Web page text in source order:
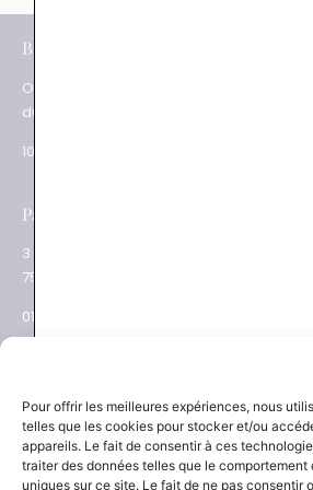
Pour offrir les meilleures expériences, nous
telles que les cookies pour stocker et/ou
appareils. Le fait de consentir à ces
traiter des données telles que le comportement
uniques sur ce site. Le fait de ne pas consentir
BOUTIQUES
Ouverture
du mardi au samedi
10.30 – 19.00
Paris XVII
3 place des Ternes
75017 Paris
01 53 81 69 08
NEWSLETTER
Découvrez les actualités
et les nouveautés
La
Guide